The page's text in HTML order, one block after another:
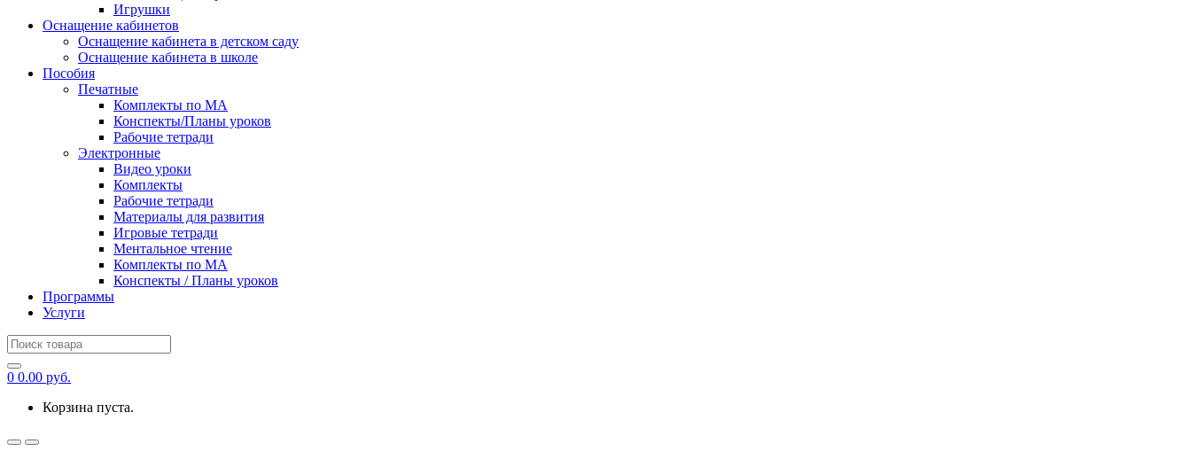
Игрушки
Оснащение кабинетов
Оснащение кабинета в детском саду
Оснащение кабинета в школе
Пособия
Печатные
Комплекты по МА
Конспекты/Планы уроков
Рабочие тетради
Электронные
Видео уроки
Комплекты
Рабочие тетради
Материалы для развития
Игровые тетради
Ментальное чтение
Комплекты по МА
Конспекты / Планы уроков
Программы
Услуги
Search
for:
0 0.00 руб.
Корзина пуста.